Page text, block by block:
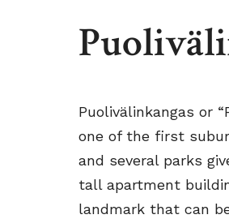
Puolivälinkangas or
one of the first
and several parks
tall apartment
landmark that can